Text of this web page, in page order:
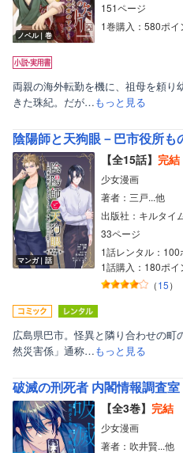
ノベル｜巻
151ページ
1巻購入：580ポイ
両親の海外転勤を機に、祖母を頼り
きた珠紀。だが…もっと見る
マンガ｜話
【全15話】 完結
少女漫画
著者：三戸...他
出版社：キルタイ
33ページ
1話レンタル：100
1話購入：180ポイ
（15）
広島県巴市。怪異と隣り合わせの町
然災害係」通称…もっと見る
破滅の刑死者 内閣情報調査
【全3巻】 完結
少女漫画
著者：吹井賢...他